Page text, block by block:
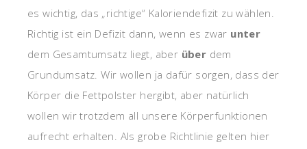
es wichtig, das „richtige“ Kaloriendefizit zu wählen.
Richtig ist ein Defizit dann, wenn es zwar unter
dem Gesamtumsatz liegt, aber über dem
Grundumsatz. Wir wollen ja dafür sorgen, dass der
Körper die Fettpolster hergibt, aber natürlich
wollen wir trotzdem all unsere Körperfunktionen
aufrecht erhalten. Als grobe Richtlinie gelten hier